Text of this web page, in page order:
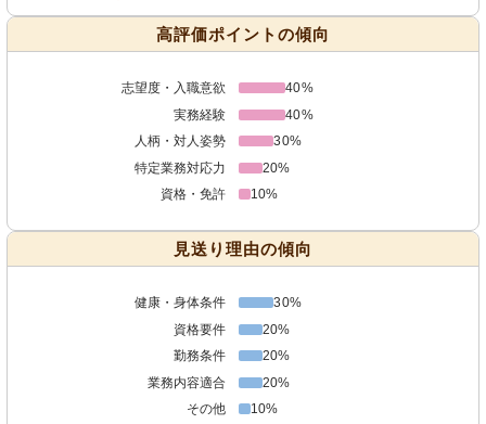
高評価ポイントの傾向
志望度・入職意欲
40%
実務経験
40%
人柄・対人姿勢
30%
特定業務対応力
20%
資格・免許
10%
見送り理由の傾向
健康・身体条件
30%
資格要件
20%
勤務条件
20%
業務内容適合
20%
その他
10%